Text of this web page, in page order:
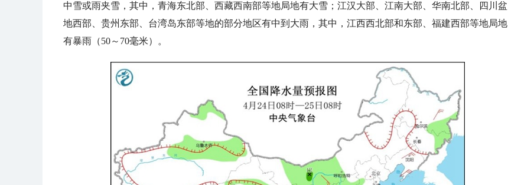
中雪或雨夹雪，其中，青海东北部、西藏西南部等地局地有大雪；江汉大部、江南大部、华南北部、四川盆
地西部、贵州东部、台湾岛东部等地的部分地区有中到大雨，其中，江西西北部和东部、福建西部等地局地
有暴雨（50～70毫米）。